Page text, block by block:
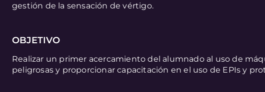
gestión de la sensación de vértigo.
OBJETIVO
Realizar un primer acercamiento del alumnado al uso de
peligrosas y proporcionar capacitación en el uso de EPIs y